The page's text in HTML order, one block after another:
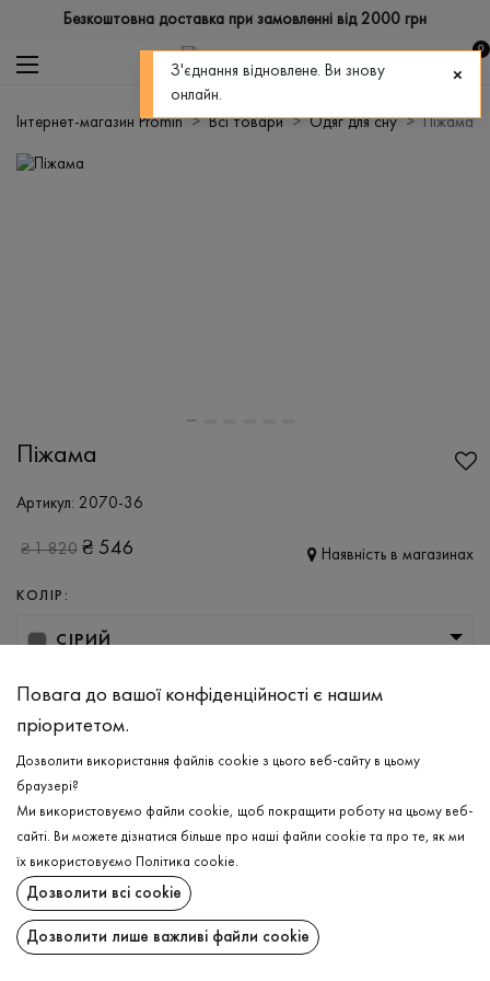
Безкоштовна доставка при замовленні від 2000 грн
0
Інтернет-магазин Promin Всі товари Одяг для сну Піжама
Піжама
Артикул: 2070-36
₴1 820 ₴ 546 Наявність в магазинах
КОЛІР:
СІРИЙ
РОЗМІР
S M L
ДОДАТИ ДО КОШИКА
ОБЕРІТЬ РОЗМІР
Піжама
ДОДАТИ ДО КОШИКА
ОПИС
Повага до вашої конфіденційності є нашим
пріоритетом.
Дозволити використання файлів cookie з цього веб-сайту в цьому
браузері?
Ми використовуємо файли cookie, щоб покращити роботу на цьому веб-
сайті. Ви можете дізнатися більше про наші файли cookie та про те, як ми
їх використовуємо
Політика cookie.
Дозволити всі cookie
Дозволити лише важливі файли cookie
З'єднання відновлене. Ви знову
онлайн.